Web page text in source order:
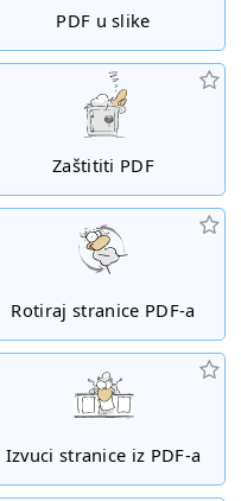
PDF u slike
Zaštititi PDF
Rotiraj stranice PDF-a
Izvuci stranice iz PDF-a